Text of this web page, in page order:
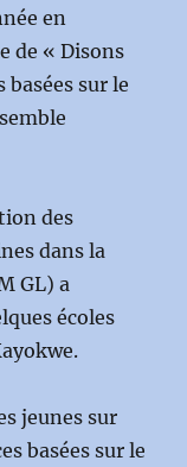
en
de « Disons
sur le
des
dans la
GL) a
écoles
jeunes sur
basées sur le